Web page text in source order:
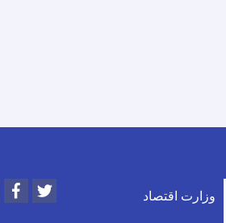
وزارت اقتصاد
Facebook